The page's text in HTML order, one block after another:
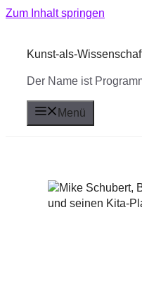
Zum Inhalt springen
Kunst-als-
Der Name ist
Menü